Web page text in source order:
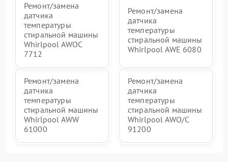
Ремонт/замена
датчика
температуры
стиральной машины
Whirlpool AWOC
7712
Ремонт/замена
датчика
температуры
стиральной машины
Whirlpool AWE 6080
Ремонт/замена
датчика
температуры
стиральной машины
Whirlpool AWW
61000
Ремонт/замена
датчика
температуры
стиральной машины
Whirlpool AWO/C
91200